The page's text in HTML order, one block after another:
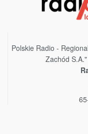
Polskie Radio -
Zachód